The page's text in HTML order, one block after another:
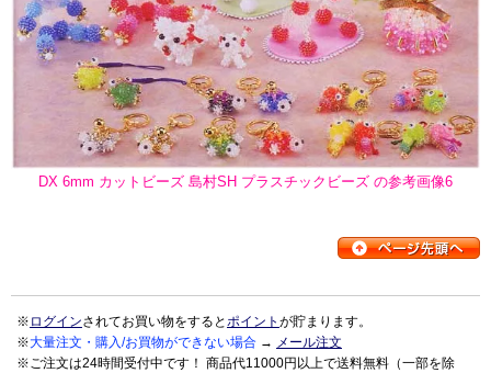
DX 6mm カットビーズ 島村SH プラスチックビーズ の参考画像6
※ ログインされてお買い物をするとポイント が貯まります。
※大量注文・購入/お買物ができない場合 → メール注文
※ご注文は24時間受付中です！ 商品代11000円以上で送料無料（一部を除